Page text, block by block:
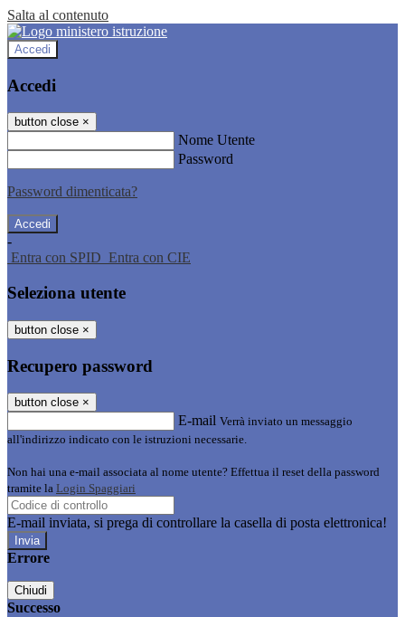
Salta al contenuto
Accedi
Accedi
button close ×
Nome Utente
Password
Password dimenticata?
-
Entra con SPID Entra con CIE
Seleziona utente
button close ×
Recupero password
button close ×
E-mail Verrà inviato un messaggio
all'indirizzo indicato con le istruzioni necessarie.
Non hai una e-mail associata al nome utente? Effettua il reset della password
tramite la Login Spaggiari
E-mail inviata, si prega di controllare la casella di posta elettronica!
Errore
Chiudi
Successo